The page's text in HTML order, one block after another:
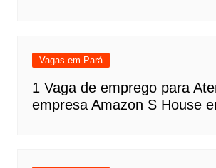
Vagas em Pará
1 Vaga de emprego para
empresa Amazon S House